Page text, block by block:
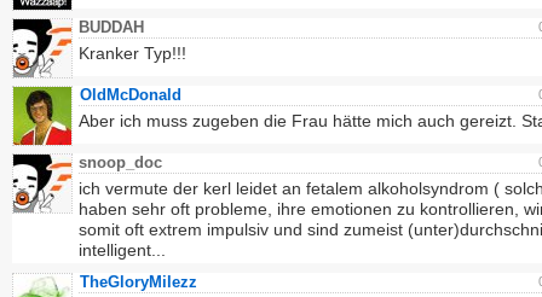
BUDDAH
Kranker Typ!!!
OldMcDonald
Aber ich muss zugeben die Frau hätte mich auch gereizt.
snoop_doc
ich vermute der kerl leidet an fetalem alkoholsyndrom (
haben sehr oft probleme, ihre emotionen zu kontrollieren,
somit oft extrem impulsiv und sind zumeist
intelligent...
TheGloryMilezz